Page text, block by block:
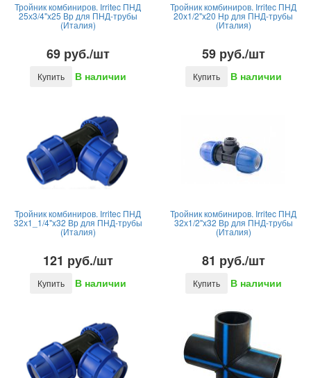
Тройник комбиниров. Irritec ПНД
25х3/4"x25 Вр для ПНД-трубы
(Италия)
69 руб./шт
Купить В наличии
Тройник комбиниров. Irritec ПНД
20х1/2"x20 Нр для ПНД-трубы
(Италия)
59 руб./шт
Купить В наличии
Тройник комбиниров. Irritec ПНД
32х1_1/4"x32 Вр для ПНД-трубы
(Италия)
121 руб./шт
Купить В наличии
Тройник комбиниров. Irritec ПНД
32х1/2"x32 Вр для ПНД-трубы
(Италия)
81 руб./шт
Купить В наличии